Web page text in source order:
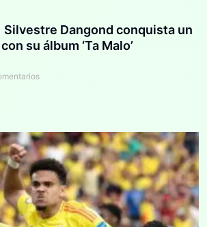
Silvestre Dangond conquista un
su álbum ‘Ta Malo’